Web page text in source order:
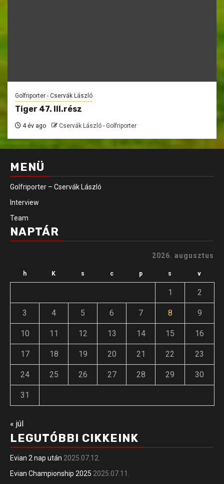
Golfriporter - Cservák László
Tiger 47. III.rész
4 év ago Cservák László - Golfriporter
MENÜ
Golfriporter – Cservák László
Interview
Team
NAPTÁR
2026. augusztus
h K s c p s v
1 2
3 4 5 6 7 8 9
10 11 12 13 14 15 16
17 18 19 20 21 22 23
24 25 26 27 28 29 30
31
« júl
LEGUTÓBBI CIKKEINK
Evian 2 nap után 2025.07.12.
Evian Championship 2025 2025.07.11.